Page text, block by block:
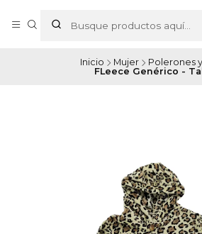
Inicio Mujer
Polerones
FLeece Genérico -